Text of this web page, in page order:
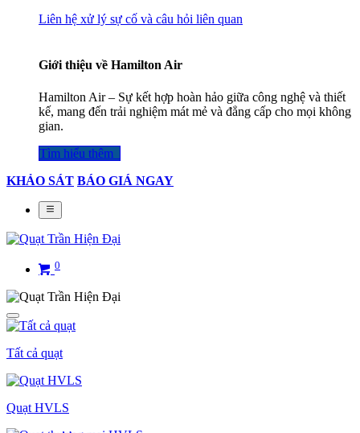
Liên hệ xử lý sự cố và câu hỏi liên quan
Giới thiệu về Hamilton Air
Hamilton Air – Sự kết hợp hoàn hảo giữa công nghệ và thiết
kế, mang đến trải nghiệm mát mẻ và đẳng cấp cho mọi không
gian.
Tìm hiểu thêm​​​​​​​​
KHẢO SÁT BÁO GIÁ NGAY
0
Tất cả quạt
Quạt HVLS